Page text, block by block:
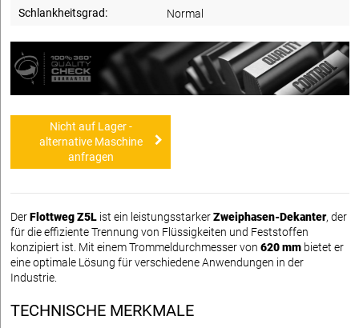
Schlankheitsgrad:
Normal
Nicht auf Lager -
alternative Maschine
anfragen
DerFlottweg Z5L ist ein leistungsstarkerZweiphasen-Dekanter, der
für die effiziente Trennung von Flüssigkeiten und Feststoffen
konzipiert ist. Mit einem Trommeldurchmesser von 620 mm bietet er
eine optimale Lösung für verschiedene Anwendungen in der
Industrie.
TECHNISCHE MERKMALE